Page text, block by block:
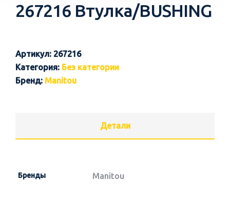
267216 Втулка/BUSHING
Артикул: 267216
Категория: Без категории
Бренд: Manitou
Детали
Бренды Manitou